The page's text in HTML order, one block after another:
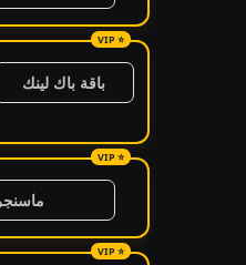
باقة باك لينك